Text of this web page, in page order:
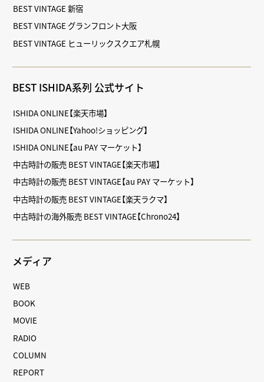
BEST VINTAGE 新宿
BEST VINTAGE グランフロント大阪
BEST VINTAGE ヒューリックスクエア札幌
BEST ISHIDA系列 公式サイト
ISHIDA ONLINE【楽天市場】
ISHIDA ONLINE【Yahoo!ショッピング】
ISHIDA ONLINE【au PAY マーケット】
中古時計の販売 BEST VINTAGE【楽天市場】
中古時計の販売 BEST VINTAGE【au PAY マーケット】
中古時計の販売 BEST VINTAGE【楽天ラクマ】
中古時計の海外販売 BEST VINTAGE【Chrono24】
メディア
WEB
BOOK
MOVIE
RADIO
COLUMN
REPORT